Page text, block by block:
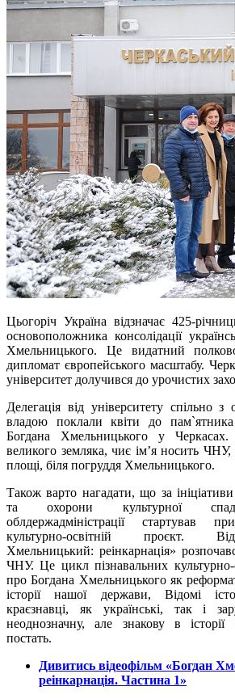
Цьогоріч Україна відзначає 425-
основоположника консолідації
Хмельницького. Це видатний
дипломат європейського масштабу.
університет долучився до урочистих
Делегація від університету спільно
владою поклали квіти до
Богдана Хмельницького у Черкасах.
великого земляка, чиє ім’я носить ЧНУ,
площі, біля погруддя Хмельницького.
Також варто нагадати, що за
та охорони культурної
облдержадміністрації стартував
культурно-освітній проєкт.
Хмельницький: реінкарнація»
ЧНУ. Це цикл пізнавальних культурно-
про Богдана Хмельницького як
історії нашої держави, Відомі
краєзнавці, як українські, так і
неоднозначну, але знакову в історії
постать.
Дивитись відеофільм «Богдан
реінкарнація. Частина 1»